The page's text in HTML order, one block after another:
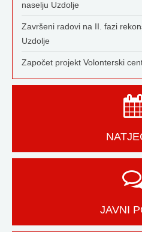
naselju Uzdolje
Završeni radovi na II. fazi
Uzdolje
Započet projekt Volonterski
JAVNI